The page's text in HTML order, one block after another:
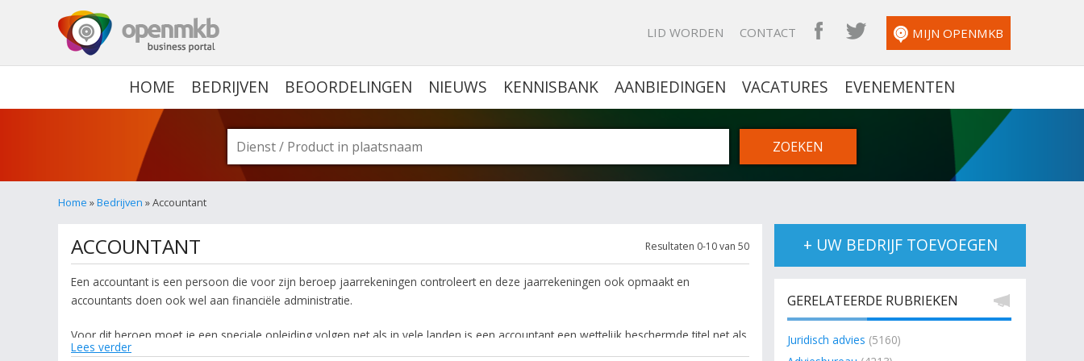
LID WORDEN CONTACT OPENMKB FACEBOOK
OPENMKB TWITTER
MIJN OPENMKB
HOME BEDRIJVEN BEOORDELINGEN NIEUWS KENNISBANK AANBIEDINGEN VACATURES EVENEMENTEN
Home »Bedrijven » Accountant
Resultaten 0-10 van 50
ACCOUNTANT
Een accountant is een persoon die voor zijn beroep jaarrekeningen controleert en deze jaarrekeningen ook opmaakt en
accountants doen ook wel aan financiële administratie.
Voor dit beroep moet je een speciale opleiding volgen net als in vele landen is een accountant een wettelijk beschermde titel net als
in Nederland en België. Beroepsorganisatie hebben een grote invloed op de opleiding tot een permanente bijscholing tot
Lees verder
+ UW BEDRIJF TOEVOEGEN
GERELATEERDE RUBRIEKEN
Juridisch advies (5160)